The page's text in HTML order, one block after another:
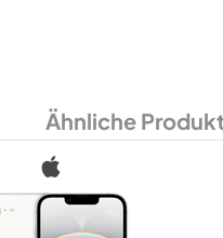
Ähnliche